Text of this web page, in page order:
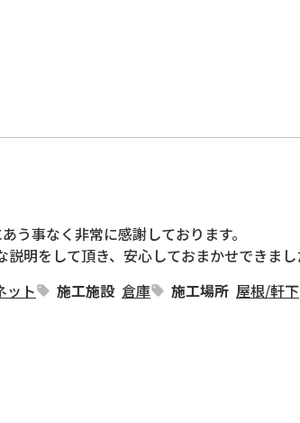
う事なく非常に感謝しております。
明をして頂き、安心しておまかせできまし
ット 施工施設 倉庫 施工場所 屋根/軒下